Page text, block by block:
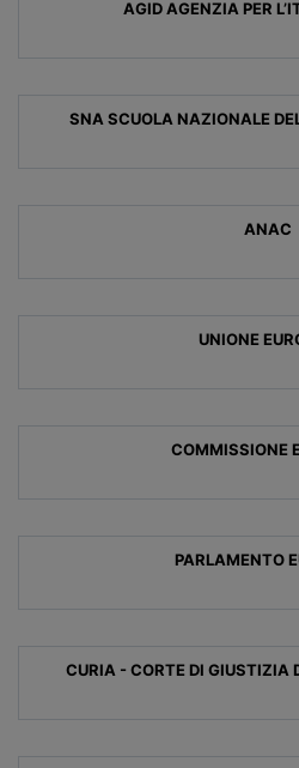
AGID AGENZIA PER
SNA SCUOLA NAZIONALE
ANAC
UNIONE
COMMISSIONE
PARLAMENTO
CURIA - CORTE DI GIUSTIZIA